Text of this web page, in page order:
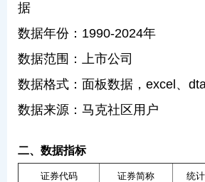
据
数据年份：1990-2024年
数据范围：上市公司
数据格式：面板数据，excel、
数据来源：马克社区用户
二、数据指标
证券代码 证券简称 统